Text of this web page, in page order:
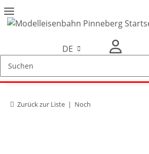
DE
Zurück zur Liste Noch